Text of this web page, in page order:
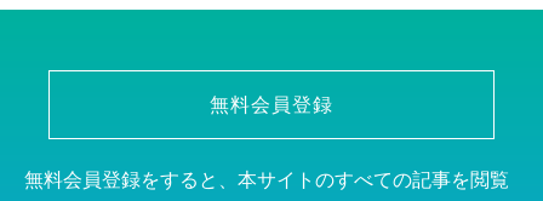
無料会員登録
無料会員登録をすると、本サイトのすべての記事を閲覧